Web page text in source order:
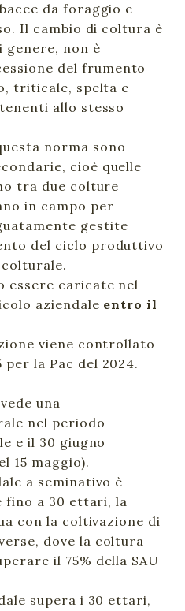
da foraggio e
Il cambio di coltura è
genere, non è
del frumento
triticale, spelta e
allo stesso
norma sono
cioè quelle
tra due colture
in campo per
gestite
del ciclo produttivo
essere caricate nel
aziendale entro il
viene controllato
la Pac del 2024.
una
nel periodo
e il 30 giugno
15 maggio).
a seminativo è
fino a 30 ettari, la
con la coltivazione di
dove la coltura
il 75% della SAU
supera i 30 ettari,